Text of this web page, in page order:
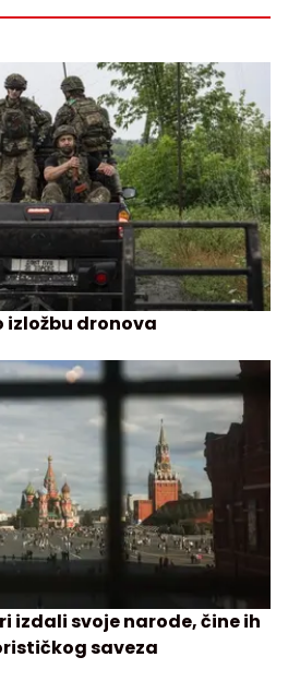
izložbu dronova
izdali svoje narode, čine ih
saveza